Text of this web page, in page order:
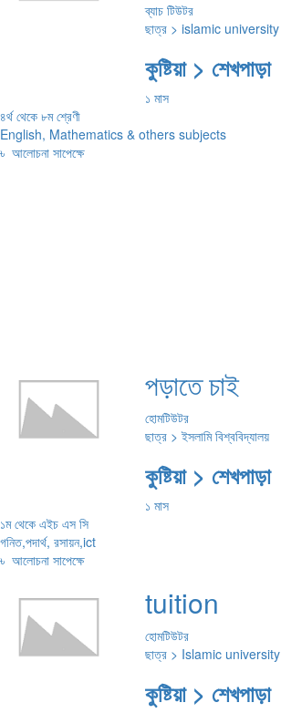
ব্যাচ টিউটর
ছাত্র > islamic university
কুষ্টিয়া > শেখপাড়া
১ মাস
৪র্থ থেকে ৮ম শ্রেণী
English, Mathematics & others subjects
৳ আলোচনা সাপেক্ষে
পড়াতে চাই
হোমটিউটর
ছাত্র > ইসলামি বিশ্ববিদ্যালয়
কুষ্টিয়া > শেখপাড়া
১ মাস
১ম থেকে এইচ এস সি
গনিত,পদার্থ, রসায়ন,ict
৳ আলোচনা সাপেক্ষে
tuition
হোমটিউটর
ছাত্র > Islamic university
কুষ্টিয়া > শেখপাড়া